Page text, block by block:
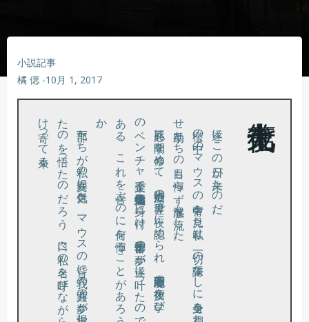
小説記事
橘 偲 -10月 1, 2017
遂にこの日が来たのだ。
檻の中
の
マ
ウ
ス
の背中
を見
た私
は
、一切
の誇張
な
し
に全身
を震
わ
せ助手た
ち
の目
も憚
ら
ず感涙
を流
し
た
。
必死に学問
を修
め
て
、不妊治療
の世界
で夜
に認
め
ら
れ
、万能細胞
の技術
を学
び
、中国
のベ
ン
チ
ャ企業
で遺伝子編集技術
を身
に付
け
、苦節三十年
の夢
が遂
に叶
っ
た
の
で
ある
。
こ
れ
を喜
ぶ
の
に何
を憚
る
こ
と
が
あ
ろ
う
か
。
部下た
ち
が私
の異変
に気付
き
、
マ
ウ
ス
の背
に我々
の共通
の夢
が実現
し
たの
を悟
っ
た
の
だ
ろ
う
、口々
に私
の名
を呼
び
な
が
ら駆
け寄っ
て来
る
。